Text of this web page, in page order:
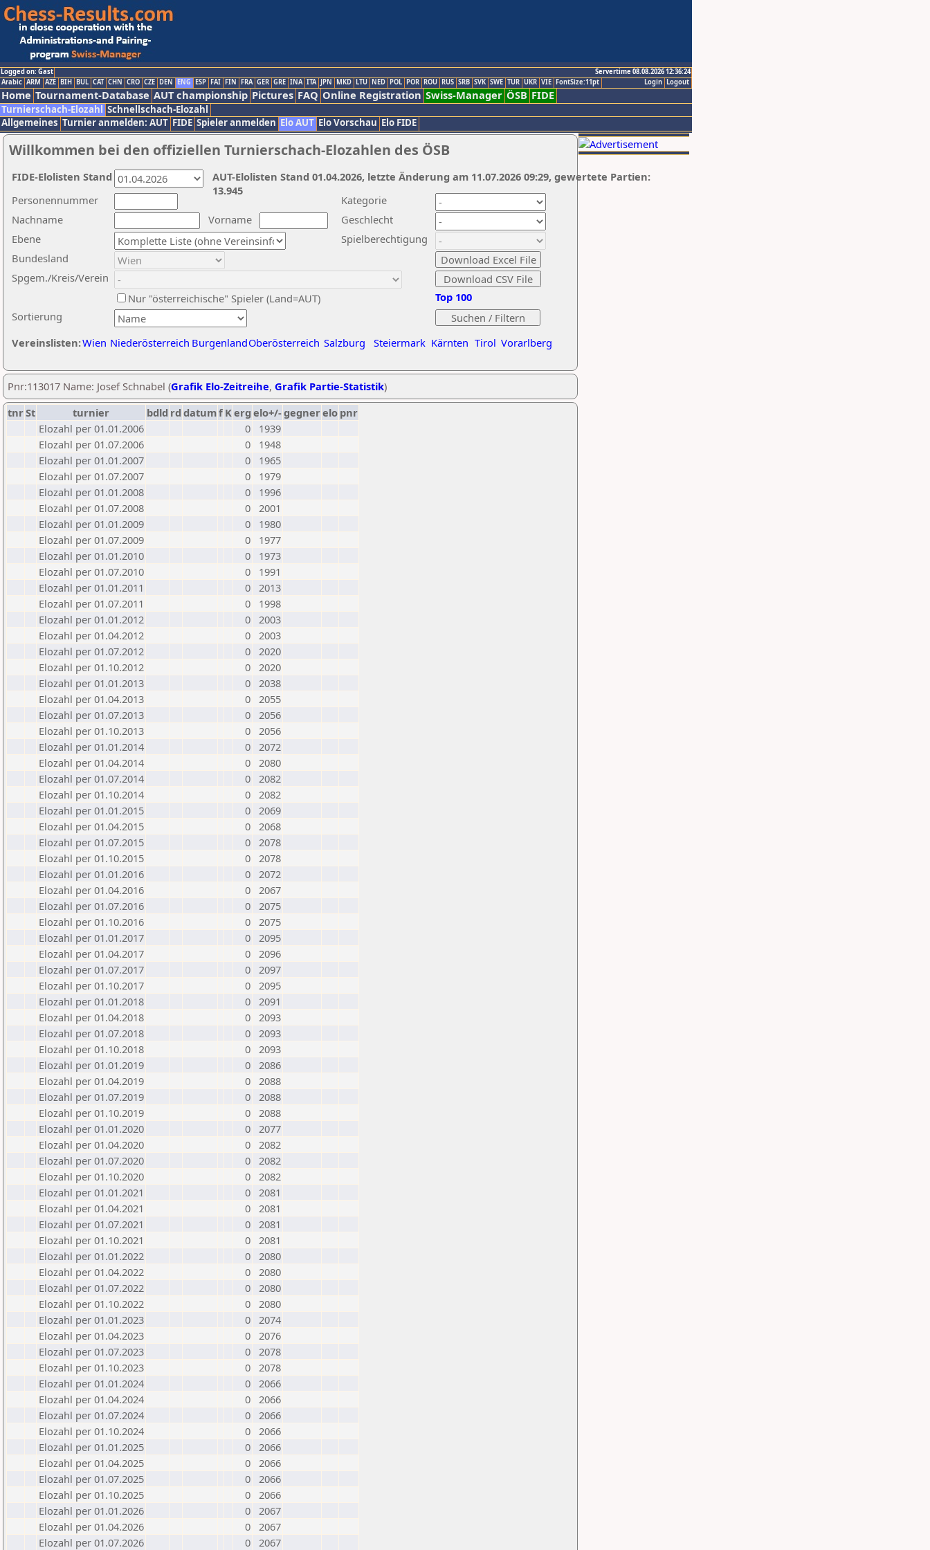
Logged on: Gast
Servertime 08.08.2026 12:36:24
Logout
Login
Arabic ARM AZE BIH BUL CAT CHN CRO CZE DEN ENG ESP FAI FIN FRA GER GRE INA ITA JPN MKD LTU NED POL POR ROU RUS SRB SVK SWE TUR UKR VIE FontSize:11pt
Home Tournament-Database AUT championship Pictures FAQ Online Registration Swiss-Manager ÖSB FIDE
Turnierschach-Elozahl Schnellschach-Elozahl
Allgemeines Turnier anmelden: AUT FIDE Spieler anmelden Elo AUT Elo Vorschau Elo FIDE
Willkommen bei den offiziellen Turnierschach-Elozahlen des ÖSB
Nachname
Vorname
Ebene
Kategorie
Sortierung
Personennummer
Bundesland
Spgem./Kreis/Verein
Geschlecht
Nur "österreichische" Spieler (Land=AUT)
Spielberechtigung
Vereinslisten:Wien Niederösterreich BurgenlandOberösterreich Salzburg Steiermark Kärnten Tirol Vorarlberg
Top 100
AUT-Elolisten Stand 01.04.2026, letzte Änderung am 11.07.2026 09:29, gewertete Partien:
13.945
FIDE-Elolisten Stand
Pnr:113017 Name: Josef Schnabel (Grafik Elo-Zeitreihe, Grafik Partie-Statistik)
tnrSt turnier bdld rd datumf Kerg elo+/-gegnerelo pnr
Elozahl per 01.01.2006
0
1939
Elozahl per 01.07.2006
0
1948
Elozahl per 01.01.2007
0
1965
Elozahl per 01.07.2007
0
1979
Elozahl per 01.01.2008
0
1996
Elozahl per 01.07.2008
0 2001
Elozahl per 01.01.2009
0
1980
Elozahl per 01.07.2009
0
1977
Elozahl per 01.01.2010
0
1973
Elozahl per 01.07.2010
0
1991
Elozahl per 01.01.2011
0 2013
Elozahl per 01.07.2011
0
1998
Elozahl per 01.01.2012
0 2003
Elozahl per 01.04.2012
0 2003
Elozahl per 01.07.2012
0 2020
Elozahl per 01.10.2012
0 2020
Elozahl per 01.01.2013
0 2038
Elozahl per 01.04.2013
0 2055
Elozahl per 01.07.2013
0 2056
Elozahl per 01.10.2013
0 2056
Elozahl per 01.01.2014
0 2072
Elozahl per 01.04.2014
0 2080
Elozahl per 01.07.2014
0 2082
Elozahl per 01.10.2014
0 2082
Elozahl per 01.01.2015
0 2069
Elozahl per 01.04.2015
0 2068
Elozahl per 01.07.2015
0 2078
Elozahl per 01.10.2015
0 2078
Elozahl per 01.01.2016
0 2072
Elozahl per 01.04.2016
0 2067
Elozahl per 01.07.2016
0 2075
Elozahl per 01.10.2016
0 2075
Elozahl per 01.01.2017
0 2095
Elozahl per 01.04.2017
0 2096
Elozahl per 01.07.2017
0 2097
Elozahl per 01.10.2017
0 2095
Elozahl per 01.01.2018
0 2091
Elozahl per 01.04.2018
0 2093
Elozahl per 01.07.2018
0 2093
Elozahl per 01.10.2018
0 2093
Elozahl per 01.01.2019
0 2086
Elozahl per 01.04.2019
0 2088
Elozahl per 01.07.2019
0 2088
Elozahl per 01.10.2019
0 2088
Elozahl per 01.01.2020
0 2077
Elozahl per 01.04.2020
0 2082
Elozahl per 01.07.2020
0 2082
Elozahl per 01.10.2020
0 2082
Elozahl per 01.01.2021
0 2081
Elozahl per 01.04.2021
0 2081
Elozahl per 01.07.2021
0 2081
Elozahl per 01.10.2021
0 2081
Elozahl per 01.01.2022
0 2080
Elozahl per 01.04.2022
0 2080
Elozahl per 01.07.2022
0 2080
Elozahl per 01.10.2022
0 2080
Elozahl per 01.01.2023
0 2074
Elozahl per 01.04.2023
0 2076
Elozahl per 01.07.2023
0 2078
Elozahl per 01.10.2023
0 2078
Elozahl per 01.01.2024
0 2066
Elozahl per 01.04.2024
0 2066
Elozahl per 01.07.2024
0 2066
Elozahl per 01.10.2024
0 2066
Elozahl per 01.01.2025
0 2066
Elozahl per 01.04.2025
0 2066
Elozahl per 01.07.2025
0 2066
Elozahl per 01.10.2025
0 2066
Elozahl per 01.01.2026
0 2067
Elozahl per 01.04.2026
0 2067
Elozahl per 01.07.2026
0 2067